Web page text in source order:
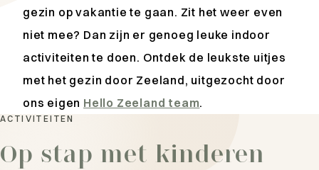
gezin op vakantie te gaan. Zit het weer even
niet mee? Dan zijn er genoeg leuke indoor
activiteiten te doen. Ontdek de leukste uitjes
met het gezin door Zeeland, uitgezocht door
ons eigen Hello Zeeland team.
ACTIVITEITEN
Op stap met kinderen